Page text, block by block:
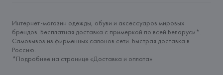
Интернет-магазин одежды, обуви и аксессуаров мировых
брендов. Бесплатная доставка с примеркой по всей Беларуси*.
Самовывоз из фирменных салонов сети. Быстрая доставка в
Россию.
*Подробнее на странице «Доставка и оплата»